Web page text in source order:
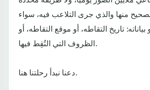
منها والذي جرى التلاعب فيه، سواء
تاريخ التقاطه، أو موقع التقاطه، أو
الظروف التي التُقِط فيها.
دعنا نبدأ رحلتنا هنا.